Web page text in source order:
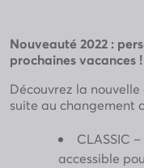
Nouveauté 2022 :
prochaines vacances !
Découvrez la
suite au changement
CLASSIC
accessible